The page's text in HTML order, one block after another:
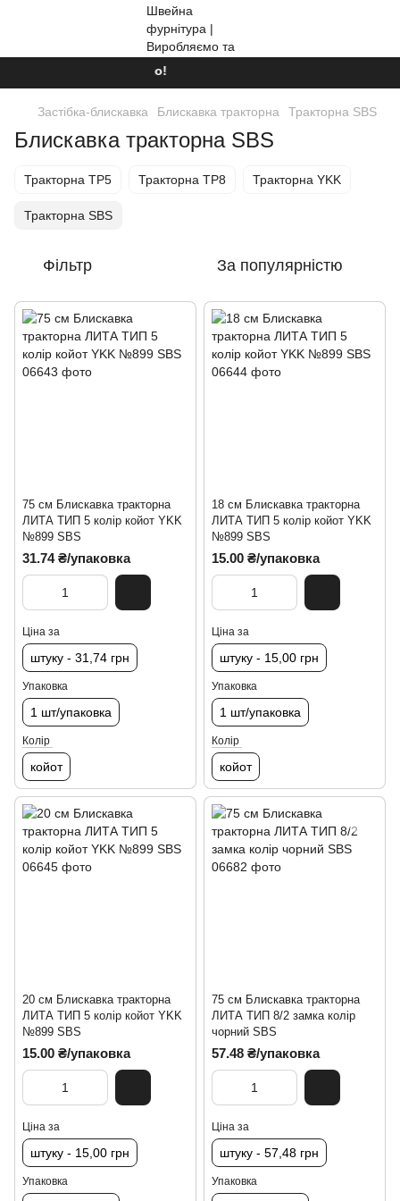
Ми працюємо!
Застібка-блискавка Блискавка тракторна Тракторна SBS
Блискавка тракторна SBS
Тракторна ТР5 Тракторна ТР8 Тракторна YKK
Тракторна SBS
Фільтр За популярністю
75 см Блискавка тракторна
ЛИТА ТИП 5 колір койот YKK
№899 SBS
31.74 ₴/упаковка
Ціна за
штуку - 31,74 грн
Упаковка
1 шт/упаковка
Колір
койот
18 см Блискавка тракторна
ЛИТА ТИП 5 колір койот YKK
№899 SBS
15.00 ₴/упаковка
Ціна за
штуку - 15,00 грн
Упаковка
1 шт/упаковка
Колір
койот
20 см Блискавка тракторна
ЛИТА ТИП 5 колір койот YKK
№899 SBS
15.00 ₴/упаковка
Ціна за
штуку - 15,00 грн
Упаковка
75 см Блискавка тракторна
ЛИТА ТИП 8/2 замка колір
чорний SBS
57.48 ₴/упаковка
Ціна за
штуку - 57,48 грн
Упаковка